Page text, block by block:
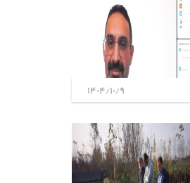
1404/10/9